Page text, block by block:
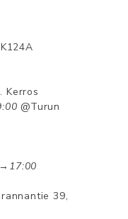
Kerros
@Turun
39,